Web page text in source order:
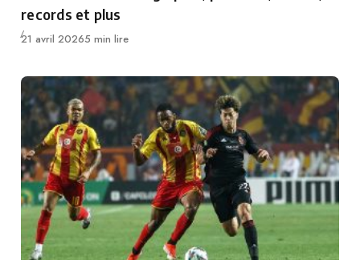
records et plus
Publié
21 avril 20265 min lire